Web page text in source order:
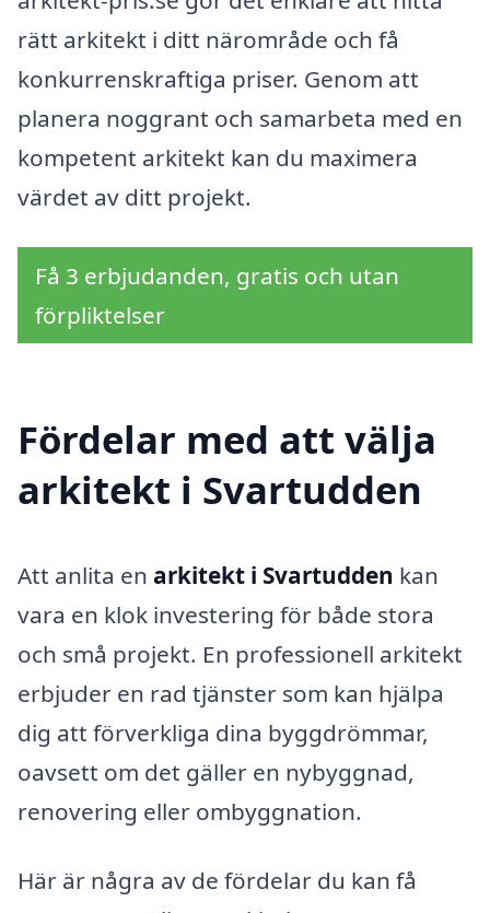
rätt arkitekt i ditt närområde och få
konkurrenskraftiga priser. Genom att
planera noggrant och samarbeta med en
kompetent arkitekt kan du maximera
värdet av ditt projekt.
Få 3 erbjudanden, gratis och utan
förpliktelser
Fördelar med att välja
arkitekt i Svartudden
Att anlita en arkitekt i Svartudden kan
vara en klok investering för både stora
och små projekt. En professionell arkitekt
erbjuder en rad tjänster som kan hjälpa
dig att förverkliga dina byggdrömmar,
oavsett om det gäller en nybyggnad,
renovering eller ombyggnation.
Här är några av de fördelar du kan få